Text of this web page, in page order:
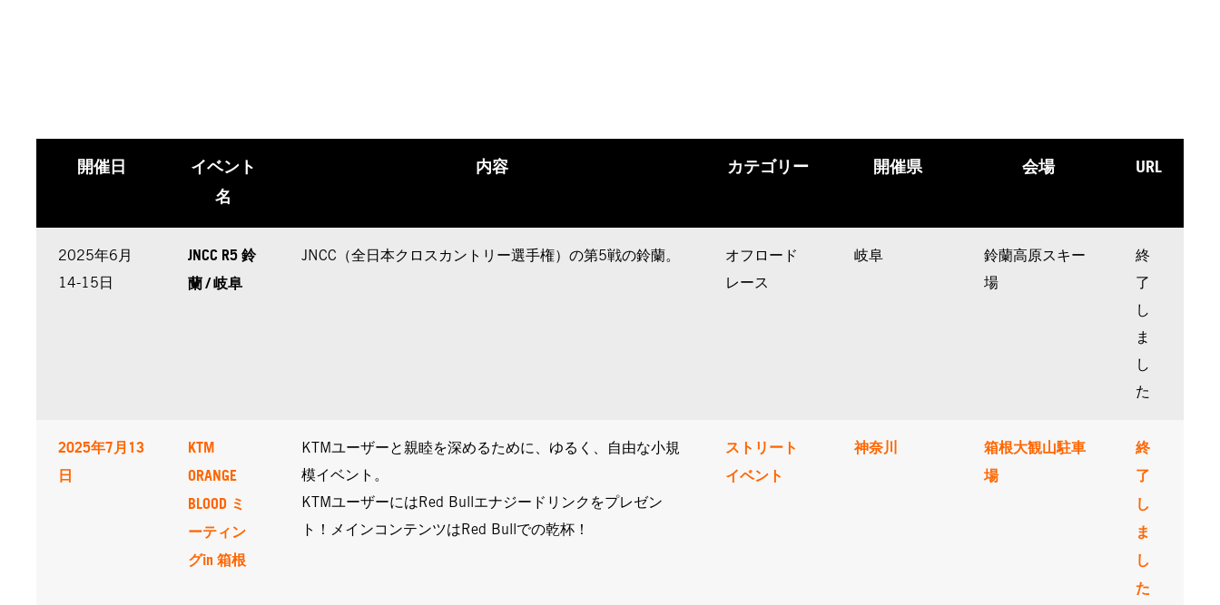
開催日
イベント
名
内容 カテゴリー 開催県 会場 URL
2025年6月
14-15日
JNCC R5 鈴
蘭 / 岐阜
JNCC（全日本クロスカントリー選手権）の第5戦の鈴蘭。
オフロード
レース
岐阜
鈴蘭高原スキー
場
終
了
し
ま
し
た
2025年7月13
日
KTM
ORANGE
BLOOD ミ
ーティン
グin 箱根
KTMユーザーと親睦を深めるために、ゆるく、自由な小規
模イベント。
KTMユーザーにはRed Bullエナジードリンクをプレゼン
ト！メインコンテンツはRed Bullでの乾杯！
ストリート
イベント
神奈川
箱根大観山駐車
場
終
了
し
ま
し
た